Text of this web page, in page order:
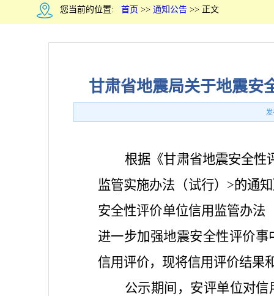
您当前的位置: 首页 >> 通知公告 >> 正文
甘肃省地震局关于地震安
根据《甘肃省地震安全性
监管实施办法（试行）>的通
安全性评价单位信用监管办法
进一步加强地震安全性评价
信用评价，现将信用评价结果
公示期间，安评单位对